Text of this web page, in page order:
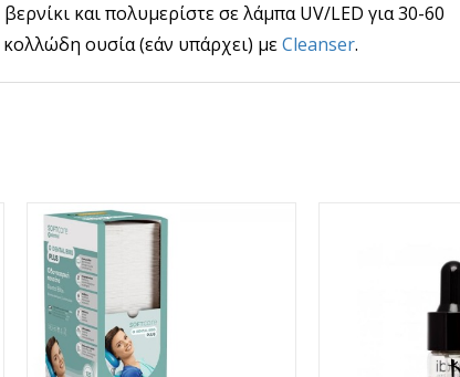
και πολυμερίστε σε λάμπα UV/LED για 30-60
ουσία (εάν υπάρχει) μεCleanser.